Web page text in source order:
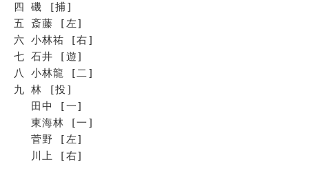
四 磯 [捕]
五 斎藤 [左]
六 小林祐 [右]
七 石井 [遊]
八 小林龍 [二]
九 林 [投]
田中 [一]
東海林 [一]
菅野 [左]
川上 [右]